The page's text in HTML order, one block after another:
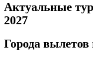
Актуальные
2027
Города вылетов